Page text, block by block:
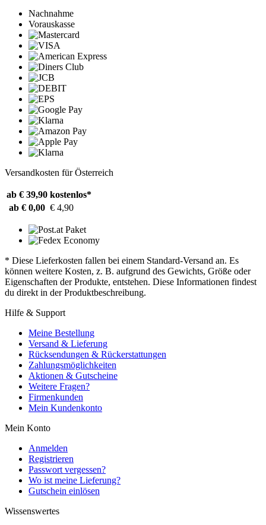
Nachnahme
Vorauskasse
Versandkosten für Österreich
ab € 39,90 kostenlos*
ab € 0,00 € 4,90
* Diese Lieferkosten fallen bei einem Standard-Versand an. Es
können weitere Kosten, z. B. aufgrund des Gewichts, Größe oder
Eigenschaften der Produkte, entstehen. Diese Informationen findest
du direkt in der Produktbeschreibung.
Hilfe & Support
Meine Bestellung
Versand & Lieferung
Rücksendungen & Rückerstattungen
Zahlungsmöglichkeiten
Aktionen & Gutscheine
Weitere Fragen?
Firmenkunden
Mein Kundenkonto
Mein Konto
Anmelden
Registrieren
Passwort vergessen?
Wo ist meine Lieferung?
Gutschein einlösen
Wissenswertes